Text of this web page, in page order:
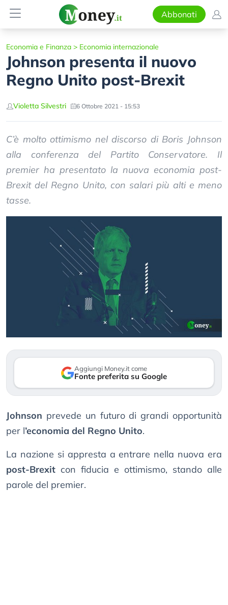
Abbonati
Economia e Finanza > Economia internazionale
Johnson presenta il nuovo
Regno Unito post-Brexit
Violetta Silvestri 6 Ottobre 2021 - 15:53
C’è molto ottimismo nel discorso di Boris Johnson
alla conferenza del Partito Conservatore. Il
premier ha presentato la nuova economia post-
Brexit del Regno Unito, con salari più alti e meno
tasse.
Aggiungi Money.it come
Fonte preferita su Google
Johnson prevede un futuro di grandi opportunità
per l’economia del Regno Unito.
La nazione si appresta a entrare nella nuova era
post-Brexit con fiducia e ottimismo, stando alle
parole del premier.